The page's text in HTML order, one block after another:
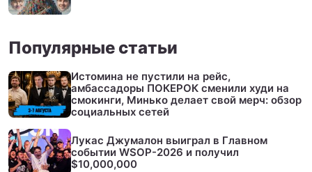
Популярные статьи
Истомина не пустили на рейс,
амбассадоры ПОКЕРОК сменили худи на
смокинги, Минько делает свой мерч: обзор
социальных сетей
Лукас Джумалон выиграл в Главном
событии WSOP-2026 и получил
$10,000,000